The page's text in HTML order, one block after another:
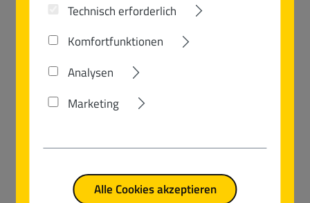
RANDONNEUR LITE
Bildergalerie überspringen
Technisch erforderlich
Komfortfunktionen
Analysen
Marketing
Alle Cookies akzeptieren